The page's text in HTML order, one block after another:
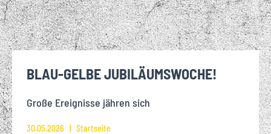
BLAU-GELBE JUBILÄUMSWOCHE!
Große Ereignisse jähren sich
30.05.2026 Startseite